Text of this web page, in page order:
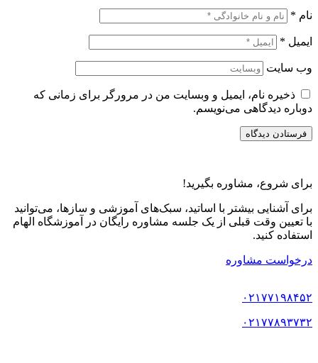
نام *
ایمیل *
وب‌ سایت
ذخیره نام، ایمیل و وبسایت من در مرورگر برای زمانی که
دوباره دیدگاهی می‌نویسم.
برای شروع، مشاوره بگیرید!
برای آشنایی بیشتر با اساتید، سبک‌های آموزشی و سازها، می‌توانید
با تعیین وقت قبلی از یک جلسه مشاوره رایگان در آموزشگاه الهام
استفاده کنید.
درخواست مشاوره
۰۲۱۷۷۱۹۸۴۵۲
۰۲۱۷۷۸۹۳۷۳۲